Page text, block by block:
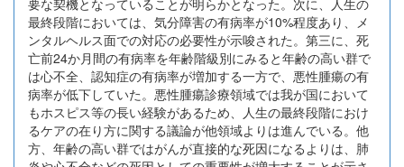
要な契機となっていることが明らかとなった。次に、人生の
最終段階においては、気分障害の有病率が10%程度あり、メ
ンタルヘルス面での対応の必要性が示唆された。第三に、死
亡前24か月間の有病率を年齢階級別にみると年齢の高い群で
は心不全、認知症の有病率が増加する一方で、悪性腫瘍の有
病率が低下していた。悪性腫瘍診療領域では我が国において
もホスピス等の長い経験があるため、人生の最終段階におけ
るケアの在り方に関する議論が他領域よりは進んでいる。他
方、年齢の高い群ではがんが直接的な死因になるよりは、肺